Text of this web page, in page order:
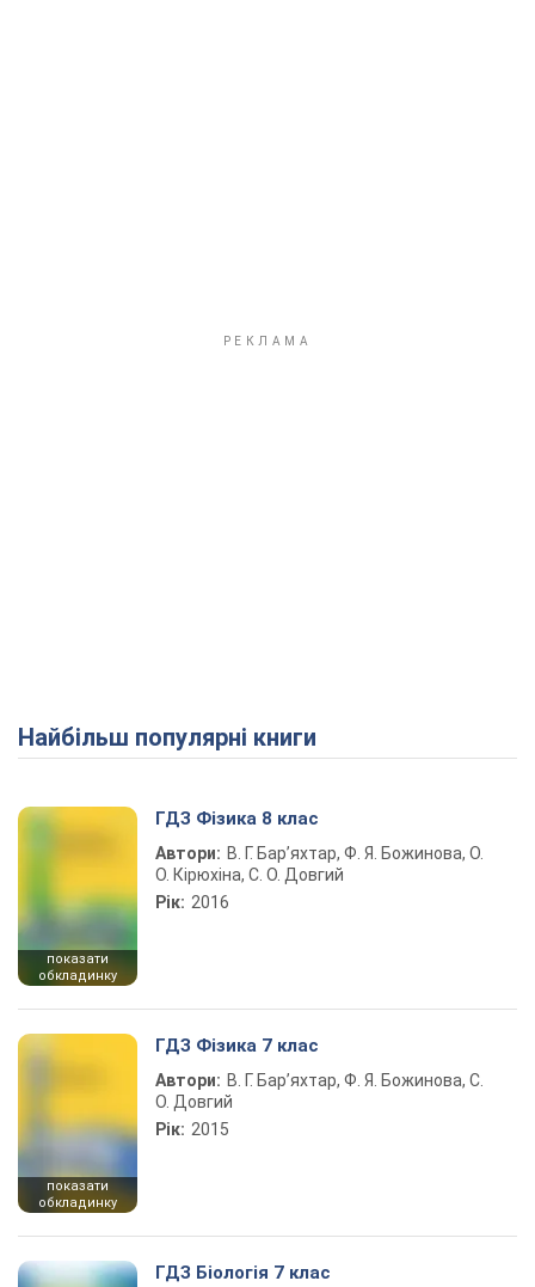
Найбільш популярні книги
показати
обкладинку
ГДЗ Фізика 8 клас
Автори: В. Г. Бар’яхтар, Ф. Я. Божинова, О.
О. Кірюхіна, С. О. Довгий
Рік: 2016
показати
обкладинку
ГДЗ Фізика 7 клас
Автори: В. Г. Бар’яхтар, Ф. Я. Божинова, С.
О. Довгий
Рік: 2015
ГДЗ Біологія 7 клас